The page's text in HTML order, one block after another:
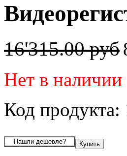
16'315.00 руб
Нет в наличии
Код продукта: